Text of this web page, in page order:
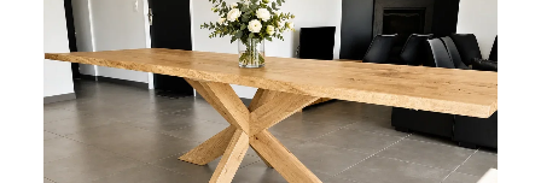
090 €
à
2
690 €